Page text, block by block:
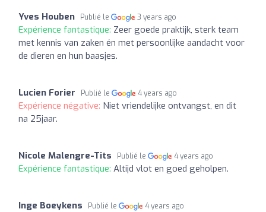
Yves Houben Publié le 3 years ago
Expérience fantastique: Zeer goede praktijk, sterk team
met kennis van zaken én met persoonlijke aandacht voor
de dieren en hun baasjes.
Lucien Forier Publié le 4 years ago
Expérience négative: Niet vriendelijke ontvangst, en dit
na 25jaar.
Nicole Malengre-Tits Publié le 4 years ago
Expérience fantastique: Altijd vlot en goed geholpen.
Inge Boeykens Publié le 4 years ago